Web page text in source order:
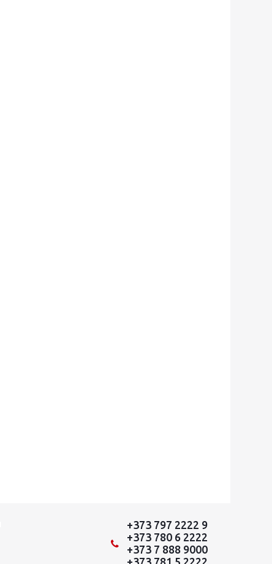
+373 797 2222 9
+373 780 6 2222
+373 7 888 9000
+373 781 5 2222